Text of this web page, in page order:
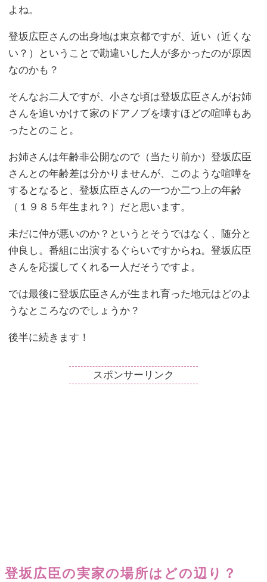
よね。
登坂広臣さんの出身地は東京都ですが、近い（近くな
い？）ということで勘違いした人が多かったのが原因
なのかも？
そんなお二人ですが、小さな頃は登坂広臣さんがお姉
さんを追いかけて家のドアノブを壊すほどの喧嘩もあ
ったとのこと。
お姉さんは年齢非公開なので（当たり前か）登坂広臣
さんとの年齢差は分かりませんが、このような喧嘩を
するとなると、登坂広臣さんの一つか二つ上の年齢
（１９８５年生まれ？）だと思います。
未だに仲が悪いのか？というとそうではなく、随分と
仲良し。番組に出演するぐらいですからね。登坂広臣
さんを応援してくれる一人だそうですよ。
では最後に登坂広臣さんが生まれ育った地元はどのよ
うなところなのでしょうか？
後半に続きます！
スポンサーリンク
登坂広臣の実家の場所はどの辺り？